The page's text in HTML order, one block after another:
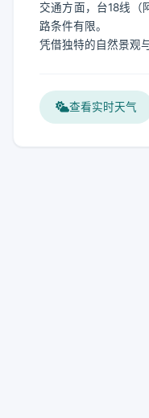
交通方面，台18线（
路条件有限。
凭借独特的自然景观
查看实时天气